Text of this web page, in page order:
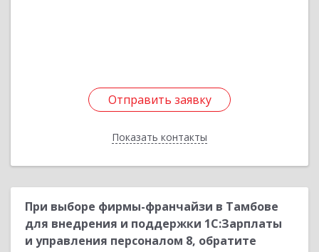
Отправить заявку
Показать контакты
Отправить заявку
Назад
При выборе фирмы-франчайзи в Тамбове
для внедрения и поддержки 1С:Зарплаты
и управления персоналом 8, обратите